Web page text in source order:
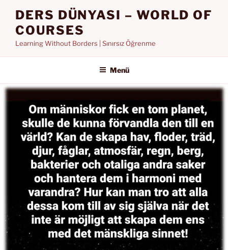
DERS DÜNYASI – WORLD OF
COURSES
Learning Without Borders | Sınırsız Öğrenme
Menü